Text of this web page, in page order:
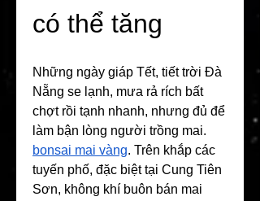
có thể tăng
Những ngày giáp Tết, tiết trời Đà
Nẵng se lạnh, mưa rả rích bất
chợt rồi tạnh nhanh, nhưng đủ để
bonsai mai vàng. Trên khắp các
tuyến phố, đặc biệt tại Cung Tiên
Sơn, không khí buôn bán mai